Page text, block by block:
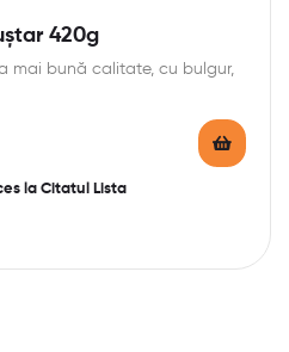
420g
mai bună calitate, cu bulgur,
la Citatul Lista